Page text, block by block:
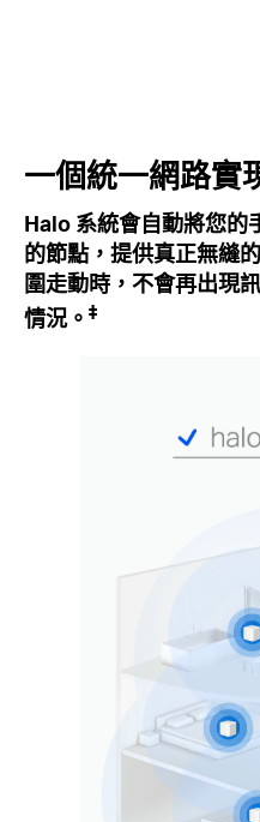
一個統一網路實
Halo 系統會自動將您的
的節點，提供真正無縫
圍走動時，不會再出現
情況。 ‡